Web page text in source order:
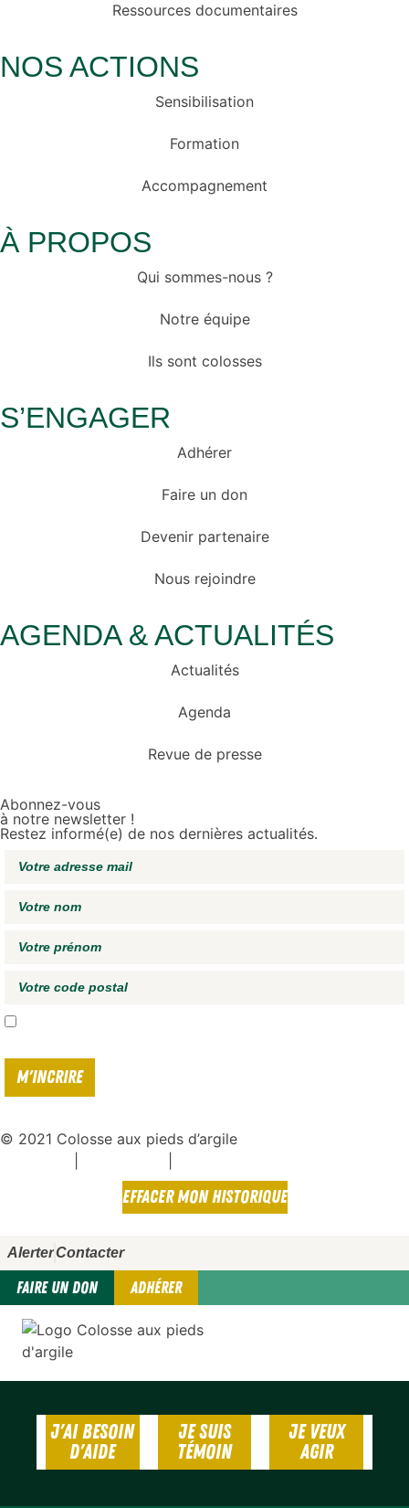
Ressources documentaires
NOS ACTIONS
Sensibilisation
Formation
Accompagnement
À PROPOS
Qui sommes-nous ?
Notre équipe
Ils sont colosses
S’ENGAGER
Adhérer
Faire un don
Devenir partenaire
Nous rejoindre
AGENDA & ACTUALITÉS
Actualités
Agenda
Revue de presse
Abonnez-vous
à notre newsletter !
Restez informé(e) de nos dernières actualités.
© 2021 Colosse aux pieds d’argile
EFFACER MON HISTORIQUE
AlerterContacter
FAIRE UN DON ADHÉRER
J'AI BESOIN
D'AIDE
JE SUIS
TÉMOIN
JE VEUX
AGIR